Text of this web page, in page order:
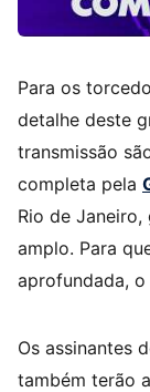
Para os
detalhe deste
transmissão
completa pela
Rio de
amplo. Para
aprofundada, o
Os assinantes
também terão